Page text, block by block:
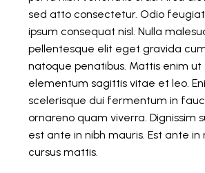
sed atto consectetur. Odio
ipsum consequat nisl. Nulla
pellentesque elit eget gravida
natoque penatibus. Mattis enim ut
elementum sagittis vitae et leo.
scelerisque dui fermentum in
ornareno quam viverra. Dignissim
est ante in nibh mauris. Est ante in
cursus mattis.